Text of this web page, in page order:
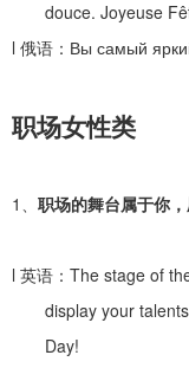
douce. Joyeuse
l 俄语： Вы самый
职场女性类
1、 职场的舞台属于你
l 英语： The stage of
display your
Day!